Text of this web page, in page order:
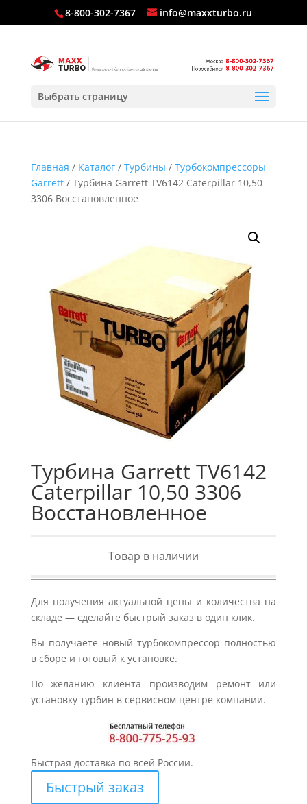
8-800-302-7367 info@maxxturbo.ru
Выбрать страницу
Главная / Каталог/ Турбины / Турбокомпрессоры
Garrett/ Турбина Garrett TV6142 Caterpillar 10,50
3306 Восстановленное
Турбина Garrett TV6142
Caterpillar 10,50 3306
Восстановленное
Товар в наличии
Для получения актуальной цены и количества на
складе — сделайте быстрый заказ в один клик.
Вы получаете новый турбокомпрессор полностью
в сборе и готовый к установке.
По желанию клиента производим ремонт или
установку турбин в сервисном центре компании.
Быстрая доставка по всей России.
Быстрый заказ